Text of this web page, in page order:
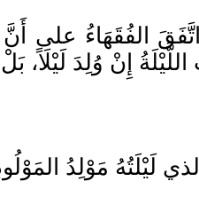
الفُقَهَاءُ على